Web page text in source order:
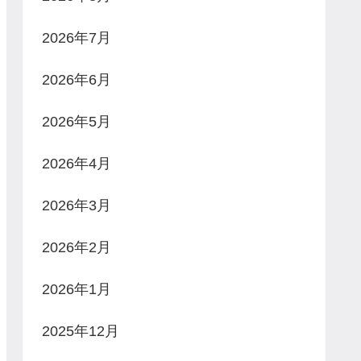
2026年7月
2026年6月
2026年5月
2026年4月
2026年3月
2026年2月
2026年1月
2025年12月